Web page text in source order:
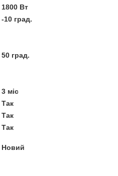
1800 Вт
-10 град.
50 град.
3 міс
Так
Так
Так
Новий